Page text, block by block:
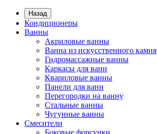
Назад
Кондиционеры
Ванны
Акриловые ванны
Ванна из искусственного камня
Гидромассажные ванны
Каркасы для ванн
Квариловые ванны
Панели для ванн
Перегородки на ванну
Стальные ванны
Чугунные ванны
Смесители
Боковые форсунки